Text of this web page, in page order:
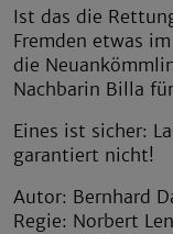
Ist das die
Fremden etwas
die
Nachbarin Billa
Eines ist sicher:
garantiert nicht!
Autor: Bernhard
Regie: Norbert